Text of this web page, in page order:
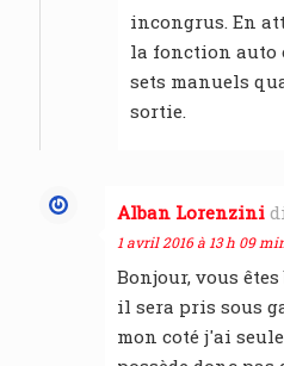
incongrus. En
la fonction auto
sets manuels
sortie.
Alban Lorenzini
1 avril 2016 à 13 h 09
Bonjour, vous
il sera pris sous
mon coté j'ai